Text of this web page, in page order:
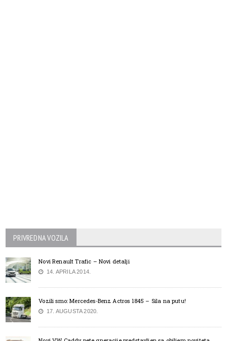
PRIVREDNA VOZILA
Novi Renault Trafic – Novi detalji
14. APRILA 2014.
Vozili smo: Mercedes-Benz Actros 1845 – Sila na putu!
17. AUGUSTA 2020.